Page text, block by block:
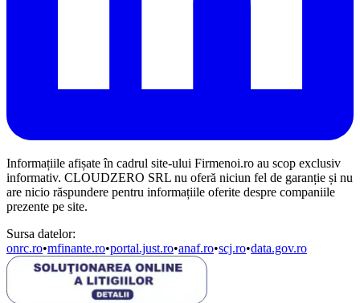
Informațiile afișate în cadrul site-ului Firmenoi.ro au scop exclusiv
informativ. CLOUDZERO SRL nu oferă niciun fel de garanție și nu
are nicio răspundere pentru informațiile oferite despre companiile
prezente pe site.
Sursa datelor:
onrc.ro•mfinante.ro•portal.just.ro•anaf.ro•scj.ro•data.gov.ro